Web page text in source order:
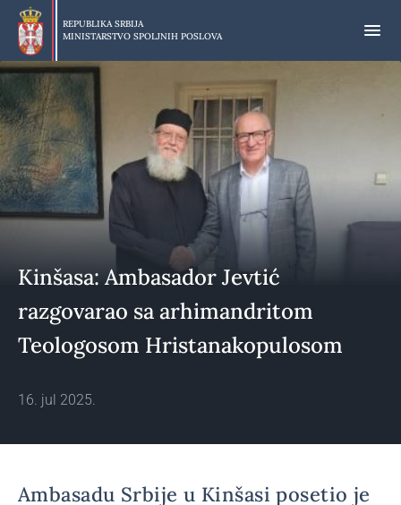
Preskoči
glavni
deo
sadržaja
REPUBLIKA SRBIJA
MINISTARSTVO SPOLJNIH POSLOVA
Kinšasa: Ambasador Jevtić
razgovarao sa arhimandritom
Teologosom Hristanakopulosom
16. jul 2025.
Ambasadu Srbije u Kinšasi posetio je